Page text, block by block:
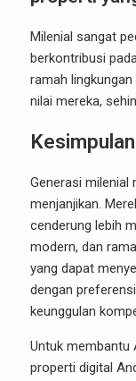
Milenial sangat
berkontribusi
ramah
nilai mereka,
Kesimpulan
Generasi milenial
menjanjikan.
cenderung lebih
modern, dan
yang dapat
dengan
keunggulan
Untuk membantu
properti digital